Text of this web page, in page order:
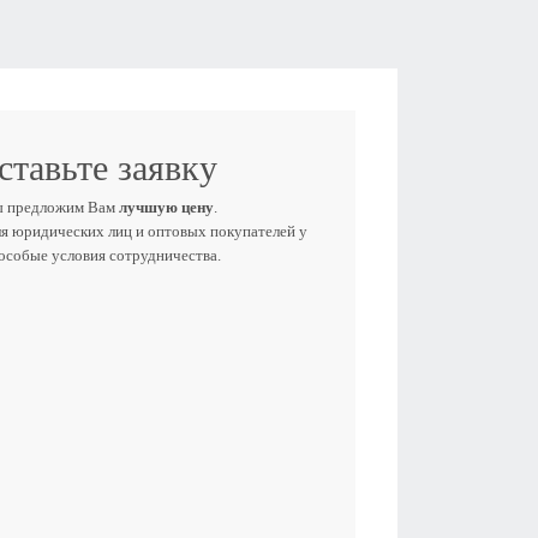
заявку
предложим Вамлучшую цену.
юридических лиц и оптовых покупателей у
условия сотрудничества.